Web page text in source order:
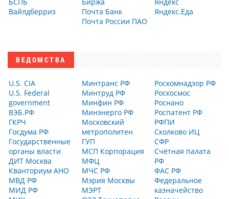
Вайлдберриз
Почта Банк
Почта России ПАО
Яндекс.Еда
ВЕДОМСТВА
U.S. CIA
U.S. Federal
government
ВЭБ.РФ
ГКРЧ
Госдума РФ
Государственные
органы власти
ДИТ Москва
Кванториум АНО
МВД РФ
МИД РФ
Минтранс РФ
Минтруд РФ
Минфин РФ
Минэнерго РФ
Московский
метрополитен
ГУП
МСП Корпорация
МФЦ
МЧС РФ
Мэрия Москвы
МЭРТ
Роскомнадзор РФ
Роскосмос
Роснано
Роспатент РФ
РФПИ
Сколково ИЦ
СФР
Счётная палата
РФ
ФАС РФ
Федеральное
казначейство